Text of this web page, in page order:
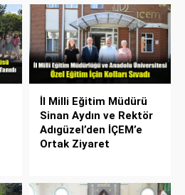
İl Milli Eğitim Müdürü
Sinan Aydın ve Rektör
Adıgüzel’den İÇEM’e
Ortak Ziyaret